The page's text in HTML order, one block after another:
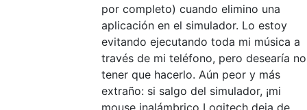
por completo) cuando elimino una
aplicación en el simulador. Lo estoy
evitando ejecutando toda mi música a
través de mi teléfono, pero desearía no
tener que hacerlo. Aún peor y más
extraño: si salgo del simulador, ¡mi
mouse inalámbrico Logitech deja de